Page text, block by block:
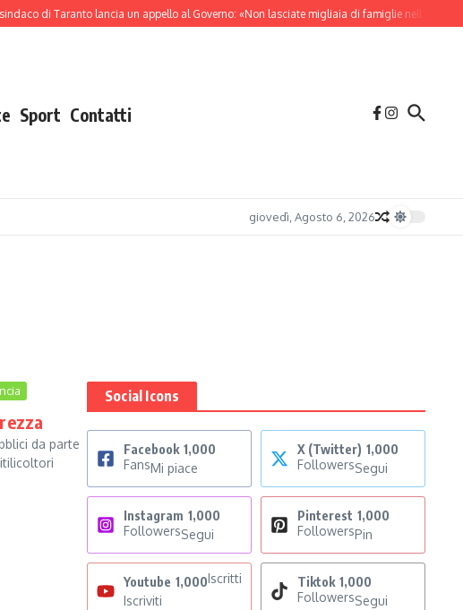
di Taranto lancia un appello al Governo: «Non lasciate migliaia di famiglie
Sport Contatti
giovedì, Agosto 6, 2026
da parte
Social Icons
Facebook 1,000
FansMi piace
X (Twitter) 1,000
FollowersSegui
Instagram 1,000
FollowersSegui
Pinterest 1,000
FollowersPin
Youtube 1,000Iscritti
Iscriviti
Tiktok 1,000
FollowersSegui